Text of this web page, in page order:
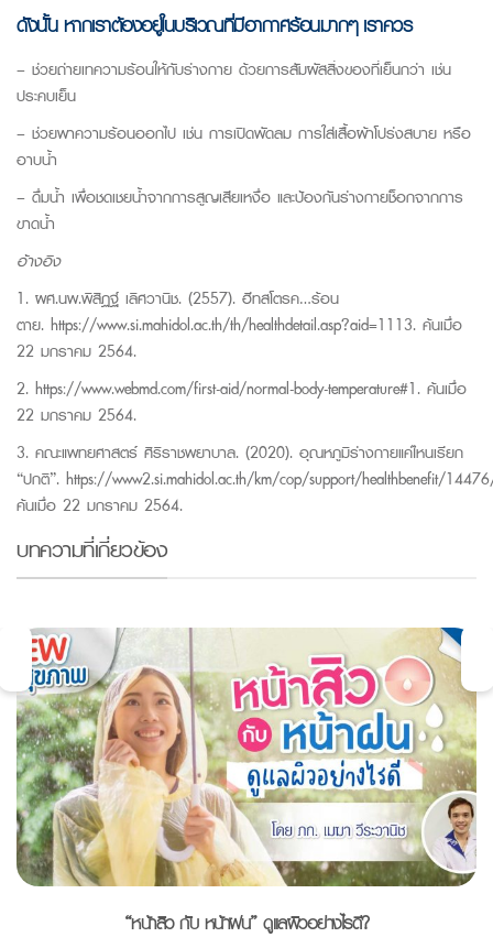
ดังนั้น หากเราต้องอยู่ในบริเวณที่มีอากาศร้อนมากๆ เราควร
– ช่วยถ่ายเทความร้อนให้กับร่างกาย ด้วยการสัมผัสสิ่งของที่เย็นกว่า เช่น
ประคบเย็น
– ช่วยพาความร้อนออกไป เช่น การเปิดพัดลม การใส่เสื้อผ้าโปร่งสบาย หรือ
อาบน้ำ
– ดื่มน้ำ เพื่อชดเชยน้ำจากการสูญเสียเหงื่อ และป้องกันร่างกายช็อกจากการ
ขาดน้ำ
อ้างอิง
1. ผศ.นพ.พิสิฏฐ์ เลิศวานิช. (2557). ฮีทสโตรค…ร้อน
ตาย. https://www.si.mahidol.ac.th/th/healthdetail.asp?aid=1113. ค้นเมื่อ
22 มกราคม 2564.
2. https://www.webmd.com/first-aid/normal-body-temperature#1. ค้นเมื่อ
22 มกราคม 2564.
3. คณะแพทยศาสตร์ ศิริราชพยาบาล. (2020). อุณหภูมิร่างกายแค่ไหนเรียก
“ปกติ”. https://www2.si.mahidol.ac.th/km/cop/support/healthbenefit/
ค้นเมื่อ 22 มกราคม 2564.
บทความที่เกี่ยวข้อง
“หน้าสิว กับ หน้าฝน” ดูแลผิวอย่างไรดี?